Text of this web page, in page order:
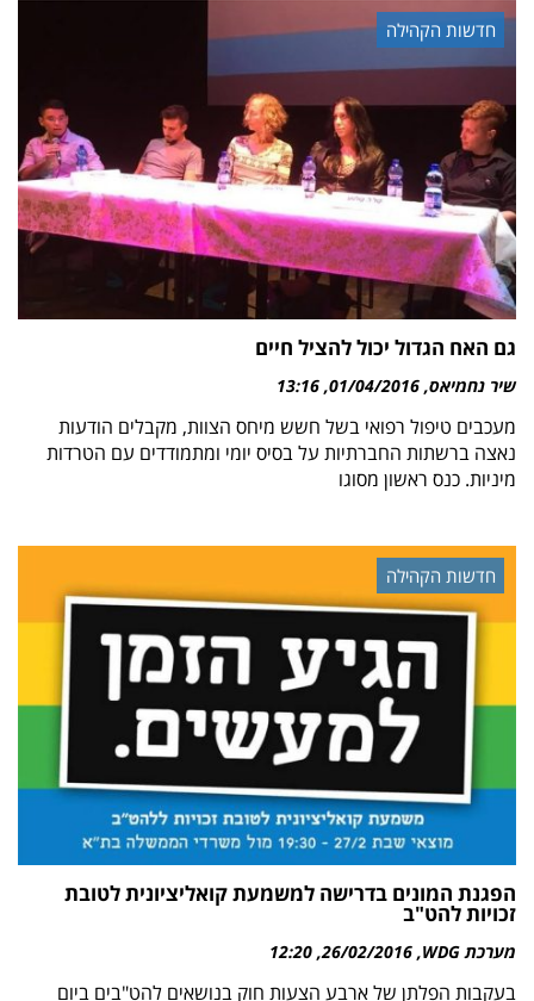
חדשות הקהילה
גם האח הגדול יכול להציל חיים
שיר נחמיאס 01/04/2016
13:16
מעכבים טיפול רפואי בשל חשש מיחס הצוות, מקבלים הודעות
נאצה ברשתות החברתיות על בסיס יומי ומתמודדים עם הטרדות
מיניות. כנס ראשון מסוגו
חדשות הקהילה
הפגנת המונים בדרישה למשמעת קואליציונית לטובת
זכויות להט"ב
מערכת WDG 26/02/2016
12:20
בעקבות הפלתן של ארבע הצעות חוק בנושאים להט"בים ביום